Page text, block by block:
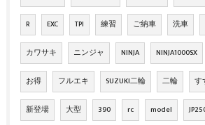
R EXC TPI 練習 ご納車 洗車
カワサキ ニンジャ NINJA NINJA1000SX
お得 フルエキ SUZUKI二輪 二輪 す
新登場 大型 390 rc model